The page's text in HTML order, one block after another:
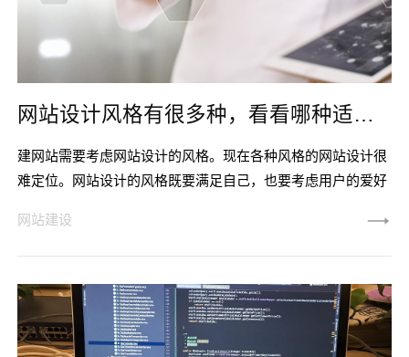
网站设计风格有很多种，看看哪种适合你？
建网站需要考虑网站设计的风格。现在各种风格的网站设计很
难定位。网站设计的风格既要满足自己，也要考虑用户的爱好
让用户第一次看到你就有亲近的感觉。另一方面，吸引用户的
是网站建设和运营过程中特有的气质，不同的网站用户有不同
呢？ 首先，流行风格的网站 热门网站似乎没有架子，
走的是低端路线。热门网站一
网站建设